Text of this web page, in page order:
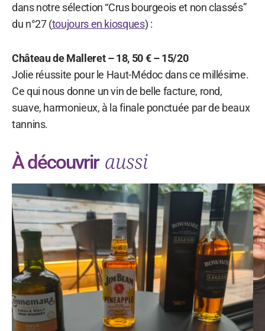
dans notre sélection “Crus bourgeois et non classés”
du n°27 (toujours en kiosques) :
Château de Malleret – 18, 50 € – 15/20
Jolie réussite pour le Haut-Médoc dans ce millésime.
Ce qui nous donne un vin de belle facture, rond,
suave, harmonieux, à la finale ponctuée par de beaux
tannins.
À découvrir aussi